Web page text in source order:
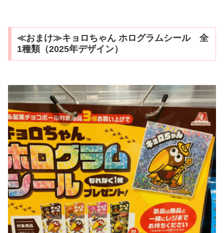
≪おまけ≫キョロちゃん ホログラムシール 全
1種類（2025年デザイン）